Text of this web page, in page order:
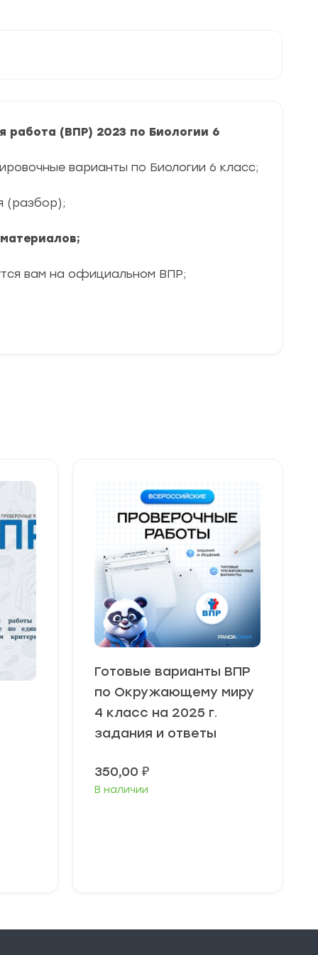
работа (ВПР) 2023 по Биологии 6
варианты по Биологии 6 класс;
(разбор);
вам на официальном ВПР;
Готовые варианты ВПР
по Окружающему миру
4 класс на 2025 г.
задания и ответы
350,00 ₽
В наличии